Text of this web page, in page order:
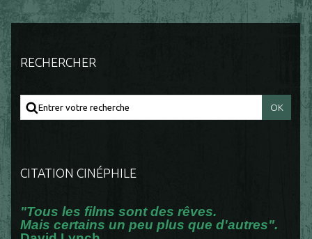
RECHERCHER
CITATION CINÉPHILE
"Tous les films sont des rêves.
Mais certains un peu plus que d'autres".